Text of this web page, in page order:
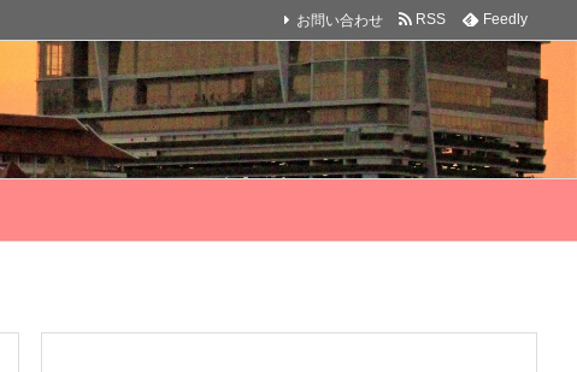
お問い合わせ RSS Feedly